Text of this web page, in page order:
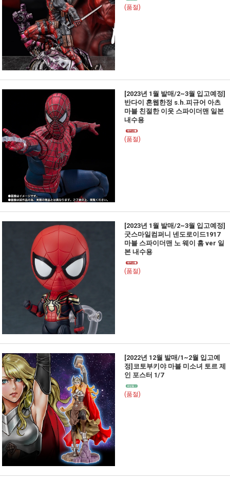
(품절)
[2023년 1월 발매/2~3월 입고예정]
반다이 혼웹한정 s.h.피규어 아츠
마블 친절한 이웃 스파이더맨 일본
내수용
(품절)
[2023년 1월 발매/2~3월 입고예정]
굿스마일컴퍼니 넨도로이드1917
마블 스파이더맨 노 웨이 홈 ver 일
본 내수용
(품절)
[2022년 12월 발매/1~2월 입고예
정]코토부키야 마블 미소녀 토르 제
인 포스터 1/7
(품절)